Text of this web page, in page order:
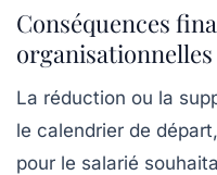
Conséquences
organisationnelles
La réduction ou la
le calendrier de
pour le salarié